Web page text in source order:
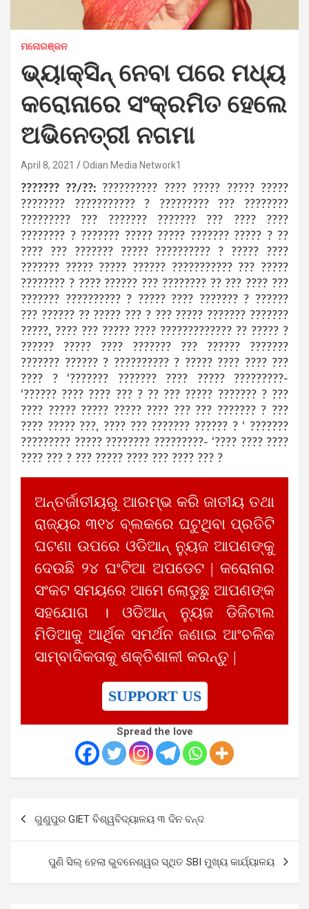
ମନୋରଞ୍ଜନ
ଭ୍ୟାକ୍ସିନ୍ ନେବା ପରେ ମଧ୍ୟ
କରୋନାରେ ସଂକ୍ରମିତ ହେଲେ
ଅଭିନେତ୍ରୀ ନଗମା
April 8, 2021 Odian Media Network1
??????? ??/??: ?????????? ???? ????? ????? ?????
???????? ??????????? ? ????????? ??? ????????
????????? ??? ??????? ??????? ??? ???? ????
???????? ? ??????? ????? ????? ??????? ????? ? ??
???? ??? ??????? ????? ?????????? ? ????? ????
??????? ????? ????? ?????? ??????????? ??? ?????
???????? ? ???? ?????? ??? ???????? ?? ??? ???? ???
??????? ?????????? ? ????? ???? ??????? ? ??????
??? ?????? ?? ????? ??? ? ??? ????? ??????? ???????
?????, ???? ??? ????? ???? ????????????? ?? ????? ?
?????? ????? ???? ??????? ??? ?????? ???????
??????? ?????? ? ?????????? ? ????? ???? ???? ???
???? ? ‘??????? ??????? ???? ????? ?????????-
‘?????? ???? ???? ??? ? ?? ??? ????? ??????? ? ???
???? ????? ????? ????? ???? ??? ??? ??????? ? ???
???? ????? ???, ???? ??? ??????? ?????? ? ‘ ???????
????????? ????? ???????? ?????????- ‘???? ???? ????
???? ??? ? ??? ????? ???? ??? ???? ??? ?
ଅନ୍ତର୍ଜାତୀୟରୁ ଆରମ୍ଭ କରି ଜାତୀୟ ତଥା
ରାଜ୍ୟର ୩୧୪ ବ୍ଲକରେ ଘଟୁଥିବା ପ୍ରତିଟି
ଘଟଣା ଉପରେ ଓଡିଆନ୍ ନ୍ୟୁଜ ଆପଣଙ୍କୁ
ଦେଉଛି ୨୪ ଘଂଟିଆ ଅପଡେଟ | କରୋନାର
ସଂକଟ ସମୟରେ ଆମେ ଲୋଡୁଛୁ ଆପଣଙ୍କ
ସହଯୋଗ । ଓଡିଆନ୍ ନ୍ୟୁଜ ଡିଜିଟାଲ
ମିଡିଆକୁ ଆର୍ଥିକ ସମର୍ଥନ ଜଣାଇ ଆଂଚଳିକ
ସାମ୍ବାଦିକତାକୁ ଶକ୍ତିଶାଳୀ କରନ୍ତୁ |
SUPPORT US
Spread the love
navigation
ଗୁଣୁପୁର GIET ବିଶ୍ୱବିଦ୍ୟାଳୟ ୩ ଦିନ ବନ୍ଦ
ପୁଣି ସିଲ୍‌ ହେଲା ଭୁବନେଶ୍ୱର ସ୍ଥିତ SBI ମୁଖ୍ୟ କାର୍ଯ୍ୟାଳୟ